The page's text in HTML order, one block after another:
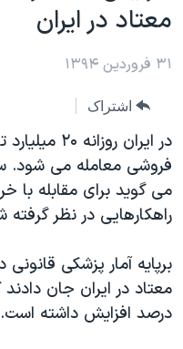
اصلی
اصلی
جهش
به
جستجو
ایران
آمریکا
جهان
گزیده‌ها
ویژه برنامه‌ها
ویدیوها
فرهنگ و زندگی
حقوق شهروندی
اقتصادی
برنامه های تلویزیونی
جدول برنامه ها
صفحه‌های ویژه
عملیات خشم حماسی
۲۵۰سالگی آمریکا
بایگانی برنامه‌های تلویزیونی
مستندها
انتخابات ریاست جمهوری آمریکا
حمله جمهوری اسلامی به
فرکانس‌های صدای آمریکا
پخش رادیویی
یادگیری زبان انگلیسی
دنبال کنید
معتاد در ایران
۳۱ فروردین ۱۳۹۴
اشتراک
در ایران
فروشی معامله می شود.
می گوید برای مقابله با
راهکارهایی در نظر
درصد افزایش داشته است.